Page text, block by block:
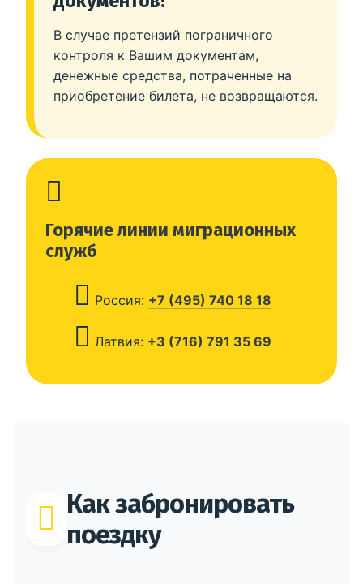
В случае претензий пограничного
контроля к Вашим документам,
денежные средства, потраченные на
приобретение билета, не возвращаются.
Горячие линии миграционных
служб
Россия: +7 (495) 740 18 18
Латвия: +3 (716) 791 35 69
Как забронировать
поездку